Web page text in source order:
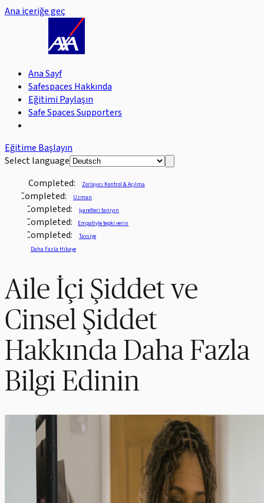
Ana içeriğe geç
Ana Sayf
Safespaces Hakkında
Eğitimi Paylaşın
Safe Spaces Supporters
Eğitime Başlayın
Select language
Completed:
Zorlayıcı Kontrol & Açılma
Completed: Uzman
Completed: İşaretleri tanıyın
Completed: Empatiyle tepki verin
Completed:
Tavsiye
Daha Fazla Hikaye
Aile İçi Şiddet ve
Cinsel Şiddet
Hakkında Daha Fazla
Bilgi Edinin